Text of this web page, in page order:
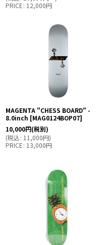
PRICE: 12,000円
MAGENTA "CHESS BOARD" -
8.0inch [MAG0124BOP07]
10,000円(税別)
(税込: 11,000円)
PRICE: 13,000円